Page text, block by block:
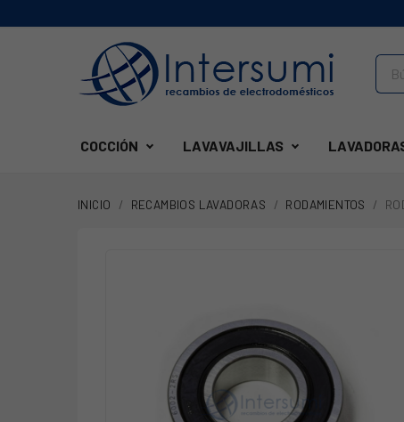
COCCIÓN LAVAVAJILLAS
INICIO RECAMBIOS LAVADORAS RODAMIENTOS